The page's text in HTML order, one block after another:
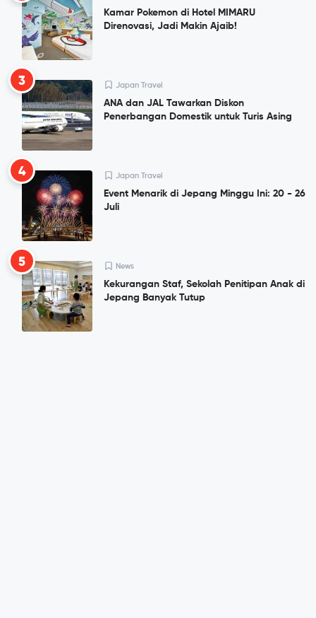
Kamar Pokemon di Hotel MIMARU
Direnovasi, Jadi Makin Ajaib!
3 Japan Travel
ANA dan JAL Tawarkan Diskon
Penerbangan Domestik untuk Turis Asing
4 Japan Travel
Event Menarik di Jepang Minggu Ini: 20 - 26
Juli
5 News
Kekurangan Staf, Sekolah Penitipan Anak di
Jepang Banyak Tutup